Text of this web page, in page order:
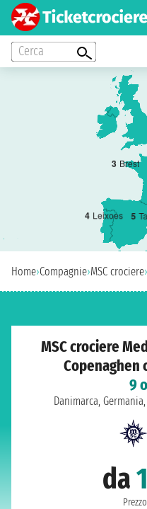
Cerca
3 Brest
4 Leixoes 5
Home›Compagnie›MSC crociere›
MSC crociere
Copenaghen
9
Danimarca,
da